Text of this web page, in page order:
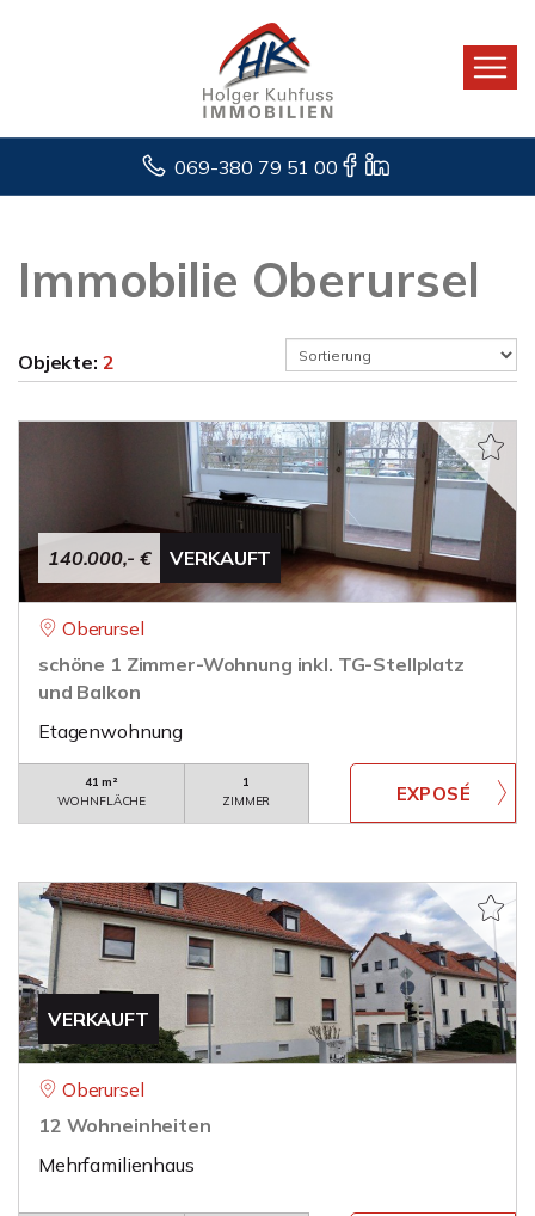
069-380 79 51 00
Immobilie Oberursel
Objekte: 2
140.000,- € VERKAUFT
Oberursel
schöne 1 Zimmer-Wohnung inkl. TG-Stellplatz
und Balkon
Etagenwohnung
41 m²
WOHNFLÄCHE
1
ZIMMER
VERKAUFT
Oberursel
12 Wohneinheiten
Mehrfamilienhaus